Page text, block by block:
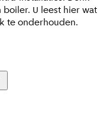
U leest hier wat
te onderhouden.